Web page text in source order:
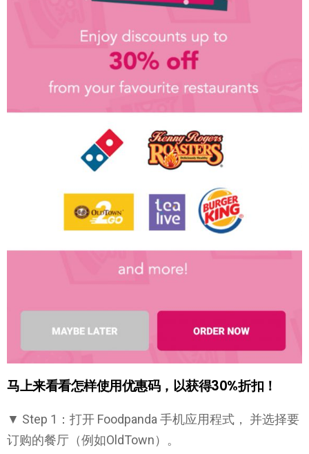
马上来看看怎样使用优惠码，以获得30%折扣！
▼ Step 1：打开 Foodpanda 手机应用程式， 并选择要
订购的餐厅（例如OldTown）。